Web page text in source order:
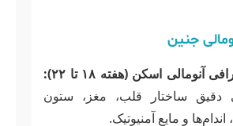
آنومالی اسکن (هفته ۱۸ تا ۲۲):
دقیق ساختار قلب، مغز، ستون
و مایع آمنیوتیک.